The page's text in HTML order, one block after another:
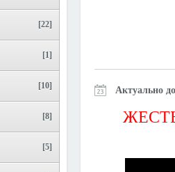
[22]
[1]
[10]
[8]
[5]
Актуально